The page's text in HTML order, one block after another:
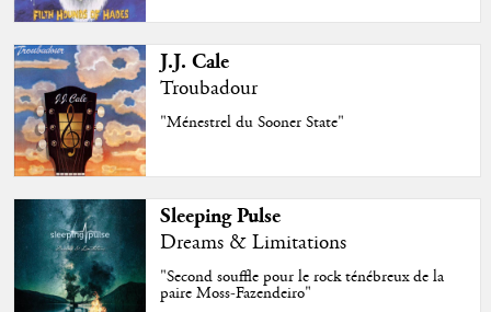
J.J. Cale
Troubadour
"Ménestrel du Sooner State"
Sleeping Pulse
Dreams & Limitations
"Second souffle pour le rock ténébreux de la
paire Moss-Fazendeiro"